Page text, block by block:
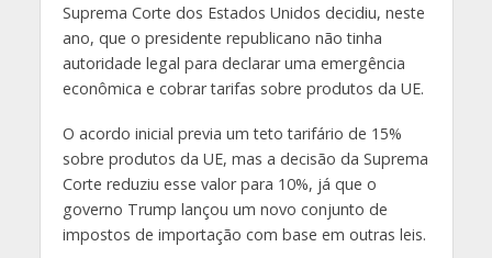
Suprema Corte dos Estados Unidos decidiu, neste
ano, que o presidente republicano não tinha
autoridade legal para declarar uma emergência
econômica e cobrar tarifas sobre produtos da UE.
O acordo inicial previa um teto tarifário de 15%
sobre produtos da UE, mas a decisão da Suprema
Corte reduziu esse valor para 10%, já que o
governo Trump lançou um novo conjunto de
impostos de importação com base em outras leis.